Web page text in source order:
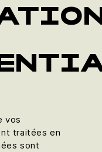
vos
traitées en
sont